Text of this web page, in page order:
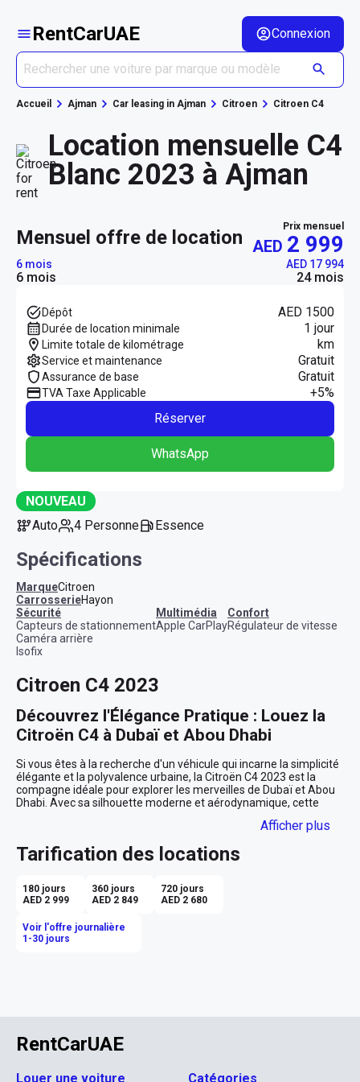
RentCarUAE Connexion
Accueil Ajman Car leasing in Ajman Citroen Citroen C4
Location mensuelle C4
Blanc 2023 à Ajman
mensuel offre de location Prix mensuel
AED 2 999
6 mois AED 17 994
6 mois 24 mois
Dépôt AED 1500
Durée de location minimale 1 jour
Limite totale de kilométrage km
Service et maintenance Gratuit
Assurance de base Gratuit
TVA Taxe Applicable
+5%
Réserver
WhatsApp
NOUVEAU
Auto
4 Personne Essence
Spécifications
MarqueCitroen
CarrosserieHayon
sécurité
Capteurs de stationnement
Caméra arrière
Isofix
multimédia
Apple CarPlay
confort
Régulateur de vitesse
Citroen C4 2023
Découvrez l'Élégance Pratique : Louez la
Citroën C4 à Dubaï et Abou Dhabi
Si vous êtes à la recherche d'un véhicule qui incarne la simplicité
élégante et la polyvalence urbaine, la Citroën C4 2023 est la
compagne idéale pour explorer les merveilles de Dubaï et Abou
Dhabi. Avec sa silhouette moderne et aérodynamique, cette
ruelles étroites que sur les larges boulevards bordés de palmiers.
Une Expérience de Conduite Douce et
Glissez-vous derrière le volant de cette Citroën C4 pour une
automatique sans à-coups. Imaginez-vous naviguant sans
effort dans la circulation animée de Sheikh Zayed Road, le
Technologies Intégrées pour Votre
Confort
Afficher plus
Tarification des locations
180 jours
AED 2 999
360 jours
AED 2 849
720 jours
AED 2 680
Voir l'offre journalière
1-30 jours
RentCarUAE
Louer une voiture Catégories